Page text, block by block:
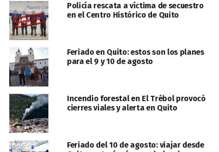
Policía rescata a víctima de secuestro
en el Centro Histórico de Quito
Feriado en Quito: estos son los planes
para el 9 y 10 de agosto
Incendio forestal en El Trébol provocó
cierres viales y alerta en Quito
Feriado del 10 de agosto: viajar desde